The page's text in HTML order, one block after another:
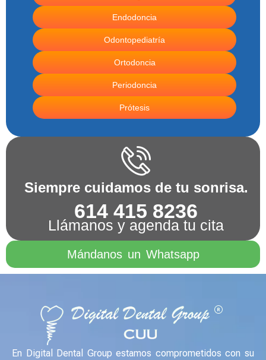
Endodoncia
Odontopediatría
Ortodoncia
Periodoncia
Prótesis
Siempre cuidamos de tu sonrisa.
614 415 8236
Llámanos y agenda tu cita
Mándanos un Whatsapp
En Digital Dental Group estamos comprometidos con su